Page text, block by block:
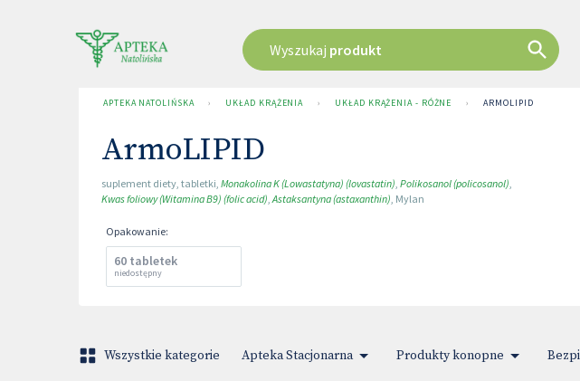
Wyszukaj produkt
APTEKA NATOLIŃSKA › UKŁAD KRĄŻENIA › UKŁAD KRĄŻENIA - RÓŻNE › ARMOLIPID
ArmoLIPID
suplement diety, tabletki, Monakolina K (Lowastatyna) (lovastatin), Polikosanol (policosanol),
Kwas foliowy (Witamina B9) (folic acid),Astaksantyna (astaxanthin), Mylan
Opakowanie:
60 tabletek
niedostępny
Wszystkie kategorie Apteka Stacjonarna Produkty konopne